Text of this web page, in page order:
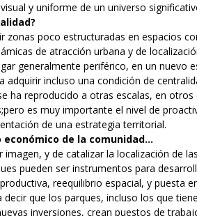
y uniforme de un universo
poco estructuradas en espacios
de atracción urbana y de
generalmente periférico, en un nuevo
incluso una condición de
ha reproducido a otras escalas, en
es muy importante el nivel de
de una estrategia territorial.
de la comunidad…
y de catalizar la localización de las
pueden ser instrumentos para
reequilibrio espacial, y puesta
que los parques, incluso los que
inversiones, crean puestos de